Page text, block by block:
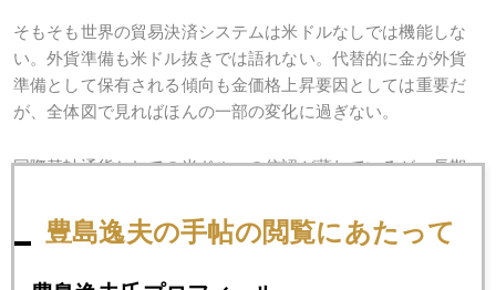
そもそも世界の貿易決済システムは米ドルなしでは機能しな
い。外貨準備も米ドル抜きでは語れない。代替的に金が外貨
準備として保有される傾向も金価格上昇要因としては重要だ
が、全体図で見ればほんの一部の変化に過ぎない。
国際基軸通貨としての米ドルへの信認が薄れているが、長期
思われる。金本位制復活の議論などは「過去の遺物」であ
る。豊島逸夫の手帖の閲覧にあたって